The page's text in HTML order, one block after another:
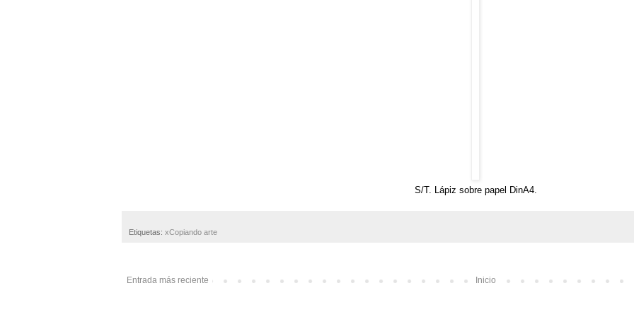
S/T. Lápiz sobre papel DinA4.
Etiquetas: xCopiando arte
Entrada más reciente Inicio